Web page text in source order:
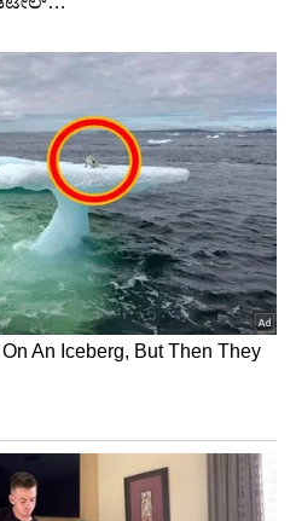
ನಡೆದಿದೆ ಎಂದು ಚಿನ್ನಯ್ಯ
ಈ ಷಡ್ಯಂತ್ರದಲ್ಲಿ
ಅವರೇ ಸ್ವತಃ ಡಿಕ್ಲೇರ್
ಇದುವರೆಗೂ ಚಿನ್ನಯ್ಯ
ಯಾರನ್ನೂ ಖುದ್ದಾಗಿ ಭೇಟಿ
ಮತ್ತು ತಮಿಳು ಆಡಿಯೋ
ವಿವರಿಸಿದ ಪ್ರಕಾಶ್
ಅಧಿಕಾರಿ ಮೊಹಾಂತಿ ಅವರು
ಆ ಸಮಯದಲ್ಲಿ ನನಗೆ
ಒಂದು ಫೋನ್ ಬಂತು.
ನಿಮ್ಮ ಹತ್ತಿರ
ನಾನು ಫೋನ್ ಕೊಡು